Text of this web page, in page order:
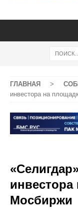
ГЛАВНАЯ >
инвестора на
Мосбиржи